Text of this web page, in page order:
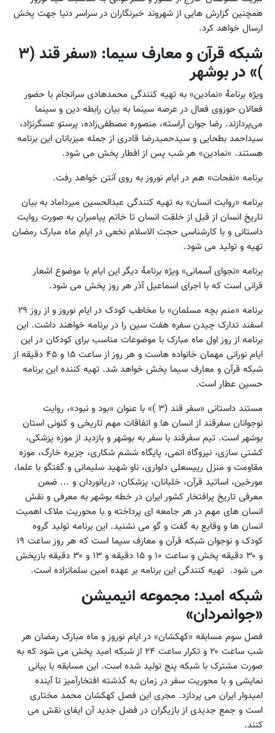
همچنین گزارش هایی از شهروند خبرنگاران در سراسر دنیا جهت پخش
ارسال خواهد کرد.
شبکه قرآن و معارف سیما: «سفر قند (۳
)» در بوشهر
ویژه برنامۀ «نمادین» به تهیه کنندگی محمدهادی سرانجام با حضور
فعالان حوزوی فعال در عرصه سینما به بیان رابطه دین و سینما
می‌پردازند. رضا جوان آراسته، منصوره مصطفی‌زاده، پرستو عسگرنژاد،
سیداحمد بطحایی و سیدحمیدرضا قادری از جمله میزبانان این برنامه
هستند. «نمادین» هر شب پس از افطار پخش می شود.
برنامه «نفحات» هم در ایام نوروز به روی آنتن خواهد رفت.
برنامه «روایت انسان» به تهیه کنندگی عبدالحسین میرداماد به بیان
تاریخ انسان از قبل از خلقت انسان تا خاتم پیامبران به صورت روایت
داستانی و با کارشناسی حجت الاسلام نخعی در ایام ماه مبارک رمضان
تهیه و تولید می شود.
برنامه «نجوای آسمانی» ویژه برنامۀ دیگر این ایام با موضوع اشعار
قرانی است که با اجرای اسماعیل آذر هر روز پخش می شود.
برنامه «منم بچه مسلمان» با مخاطب کودک در ایام نوروز و از روز ۲۹
اسفند تدارک چیدن سفره هفت سین را در برنامه خواهند داشت. این
برنامه از روز اول ماه مبارک با موضوعات مناسب برای کودکان در این
ایام نورانی مهمان خانواده هاست و هر روز از ساعت ۱۵ و ۴۵ دقیقه از
شبکه قرآن و معارف سیما پخش خواهد شد. تهیه کننده این برنامه
حسین عطار است.
مستند داستانی «سفر قند (۳ )» با عنوان «بود و نبود»، روایت
نوجوانان سفرقند از انسان ها و اتفاقات مهم تاریخی و کنونی استان
بوشهر است. تیم سفرقند با سفر به بوشهر و بازدید از موزه پزشکی،
کشتی سازی، نیروگاه اتمی، پایگاه ششم شکاری، جزیره خارگ، موزه
مقاومت و منزل رییسعلی دلواری، ناو شهید سلیمانی و گفتگو با علما،
مورخین، اساتید قرآن، خلبانان، پزشکان، دریانوردان و ... ضمن
معرفی تاریخ پرافتخار کشور ایران در خطه بوشهر به معرفی و نقش
انسان های مهم در هر جامعه ای پرداخته و با محوریت ملاک اهمیت
انسان ها و وقایع به گفت و گو می نشنید. این برنامه تولید گروه
کودک و نوجوان شبکه قرآن و معارف سیما است که هر روز ساعت ۱۹
و ۳۰ دقیقه پخش و ساعت ۱۰ و ۱۵ دقیقه و ۱۳ و ۳۰ دقیقه بازپخش
می شود. تهیه کنندگی این برنامه بر عهده امین سلمانزاده است.
شبکه امید: مجموعه انیمیشن
«جوانمردان»
فصل سوم مسابقه «کهکشان» در ایام نوروز و ماه مبارک رمضان هر
شب ساعت ۲۰ و تکرار ساعت ۲۴ از شبکه امید پخش می شود که به
صورت مشترک با شبکه پنج تولید شده است. این مسابقه با بیانی
نمایشی و با محوریت سفر در زمان به گذشته افتخارآمیز تا آینده
امیدوار ایران می پردازد. مجری این فصل کهکشان محمد مختاری
است و جمع جدیدی از بازیگران در فصل جدید آن ایفای نقش می
کنند.